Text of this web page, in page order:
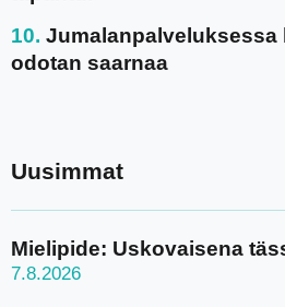
Jumalanpalveluksessa
odotan saarnaa
Uusimmat
Mielipide: Uskovaisena
7.8.2026